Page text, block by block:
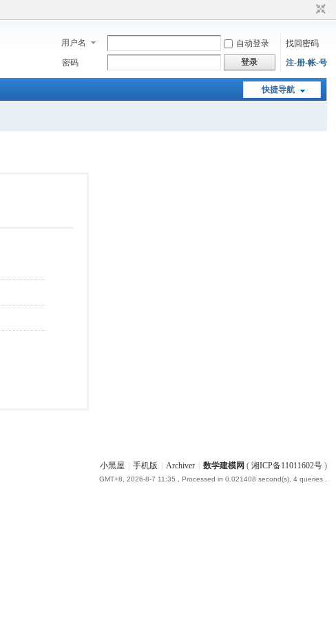
用户名 自动登录
找回密码
密码
登录 注-册-帐-号
快捷导航
小黑屋 手机版 Archiver 数学建模网 ( 湘ICP备11011602号)
GMT+8, 2026-8-7 11:35 , Processed in 0.021408 second(s), 4 queries .